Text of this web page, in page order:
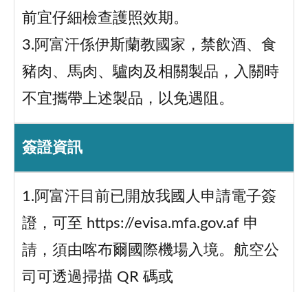
前宜仔細檢查護照效期。
3.阿富汗係伊斯蘭教國家，禁飲酒、食
豬肉、馬肉、驢肉及相關製品，入關時
不宜攜帶上述製品，以免遇阻。
簽證資訊
1.阿富汗目前已開放我國人申請電子簽
證，可至 https://evisa.mfa.gov.af 申
請，須由喀布爾國際機場入境。航空公
司可透過掃描 QR 碼或